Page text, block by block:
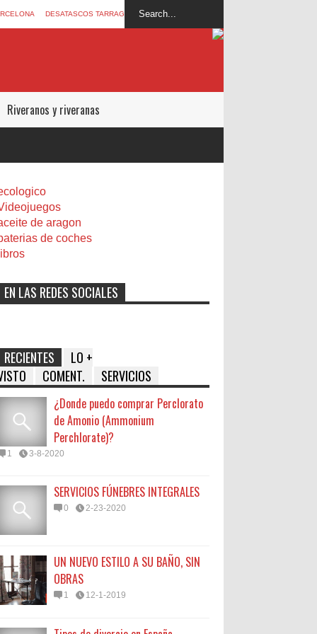
DESATASCOS TARRAGONA
Riveranos y riveranas
de aragon
de coches
libros
EN LAS REDES SOCIALES
RECIENTES
LO +
COMENT. SERVICIOS
¿Donde puedo comprar Perclorato
de Amonio (Ammonium
Perchlorate)?
1 3-8-2020
SERVICIOS FÚNEBRES INTEGRALES
0 2-23-2020
UN NUEVO ESTILO A SU BAÑO, SIN
OBRAS
1 12-1-2019